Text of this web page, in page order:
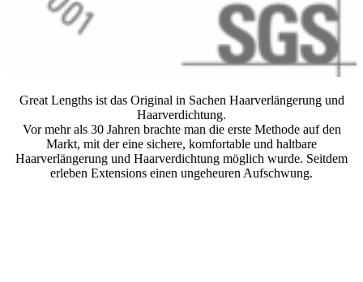
Great Lengths ist das Original in Sachen Haarverlängerung und
Haarverdichtung.
Vor mehr als 30 Jahren brachte man die erste Methode auf den
Markt, mit der eine sichere, komfortable und haltbare
Haarverlängerung und Haarverdichtung möglich wurde. Seitdem
erleben Extensions einen ungeheuren Aufschwung.